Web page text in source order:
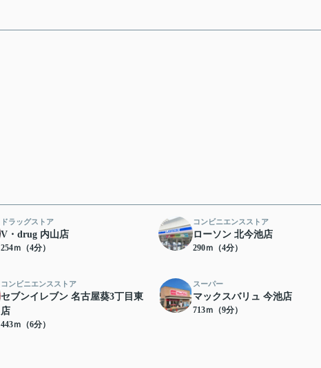
ドラッグストア
V・drug 内山店
254ｍ（4分）
コンビニエンスストア
ローソン 北今池店
290ｍ（4分）
コンビニエンスストア
セブンイレブン 名古屋葵3丁目東
店
443ｍ（6分）
スーパー
マックスバリュ 今池店
713ｍ（9分）